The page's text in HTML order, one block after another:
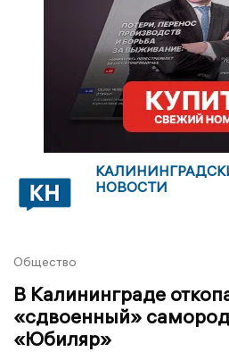
НОВОСТИ
Общество
В Калининграде
«сдвоенный»
«Юбиляр»